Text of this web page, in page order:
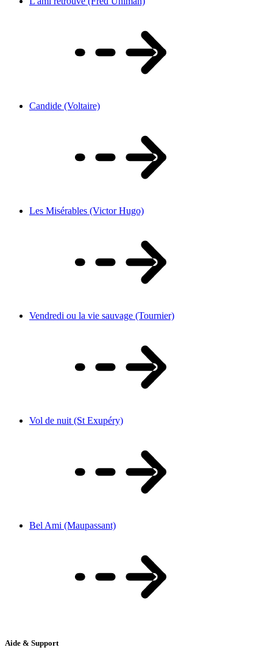
Candide (Voltaire)
Les Misérables (Victor Hugo)
Vendredi ou la vie sauvage (Tournier)
Vol de nuit (St Exupéry)
Bel Ami (Maupassant)
Aide & Support